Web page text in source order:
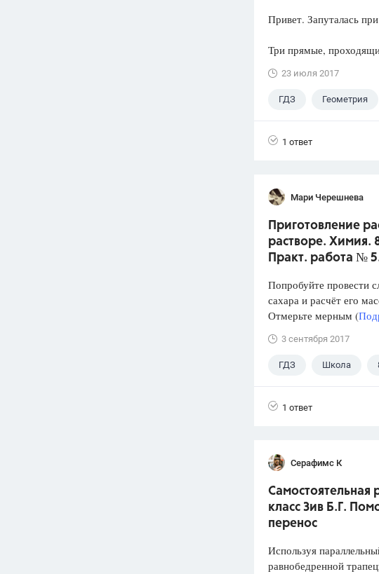
Привет. Запуталась
Три прямые,
23 июля 2017
ГДЗ Геометрия
1 ответ
Мари Черешнева
Приготовление
растворе. Химия.
Практ. работа №
Попробуйте провести
сахара и расчёт его
Отмерьте мерным (
3 сентября 2017
ГДЗ Школа
1 ответ
Серафимс К
Самостоятельная
класс Зив Б.Г.
перенос
Используя
равнобедренной